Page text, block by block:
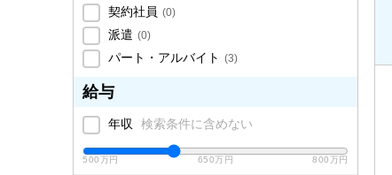
契約社員 (0)
派遣 (0)
パート・アルバイト (3)
給与
年収 検索条件に含めない
500万円 650万円 800万円